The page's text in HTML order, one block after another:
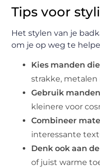
Tips voor
Het stylen van je
om je op weg te
Kies manden
strakke,
Gebruik
kleinere voor
Combineer
interessante
Denk ook aan
of juist warme